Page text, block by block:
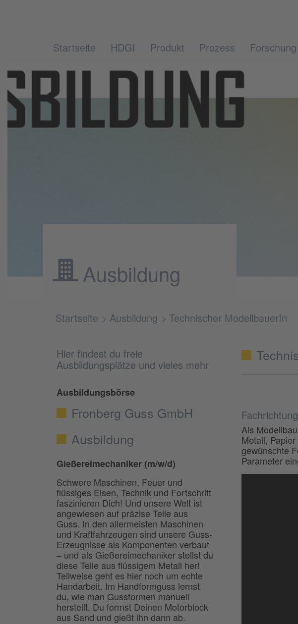
Startseite HDGI Produkt Prozess Forschung
Ausbildung
Startseite Ausbildung Technischer ModellbauerIn
Hier findest du freie
Ausbildungsplätze und vieles mehr
Ausbildungsbörse
Fronberg Guss GmbH
Ausbildung
Gießereimechaniker (m/w/d)
Schwere Maschinen, Feuer und
flüssiges Eisen, Technik und Fortschritt
faszinieren Dich! Und unsere Welt ist
angewiesen auf präzise Teile aus
Guss. In den allermeisten Maschinen
und Kraftfahrzeugen sind unsere Guss-
Erzeugnisse als Komponenten verbaut
– und als Gießereimechaniker stellst du
diese Teile aus flüssigem Metall her!
Teilweise geht es hier noch um echte
Handarbeit. Im Handformguss lernst
du, wie man Gussformen manuell
herstellt. Du formst Deinen Motorblock
aus Sand und gießt ihn dann ab.
Als
Metall,
gewünschte
Parameter